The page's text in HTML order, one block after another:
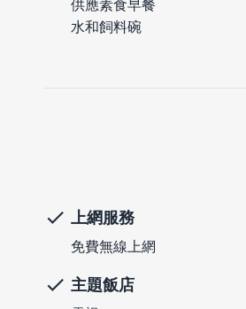
供應素食早餐
水和飼料碗
上網服務
免費無線上網
主題飯店